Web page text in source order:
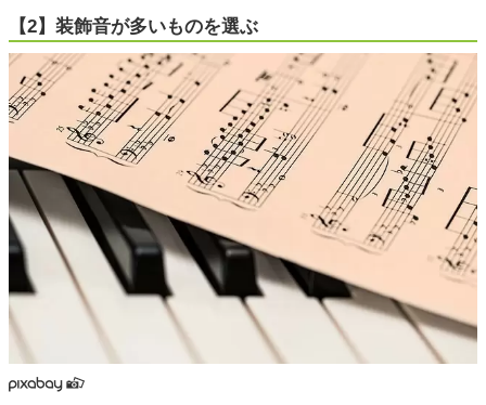
【2】装飾音が多いものを選ぶ